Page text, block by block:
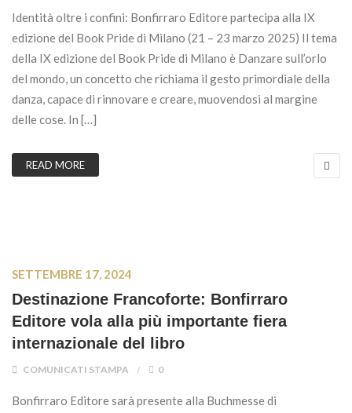
Identità oltre i confini: Bonfirraro Editore partecipa alla IX
edizione del Book Pride di Milano (21 – 23 marzo 2025) Il tema
della IX edizione del Book Pride di Milano è Danzare sull’orlo
del mondo, un concetto che richiama il gesto primordiale della
danza, capace di rinnovare e creare, muovendosi al margine
delle cose. In […]
READ MORE
SETTEMBRE 17, 2024
Destinazione Francoforte: Bonfirraro
Editore vola alla più importante fiera
internazionale del libro
COMUNICATI STAMPA 0
Bonfirraro Editore sarà presente alla Buchmesse di